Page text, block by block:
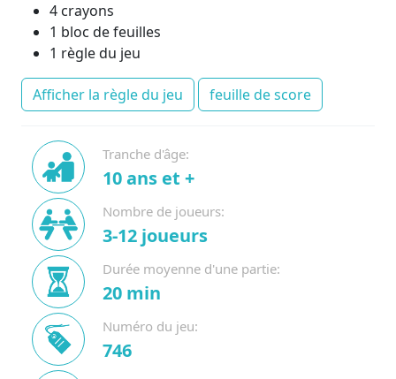
4 crayons
1 bloc de feuilles
1 règle du jeu
Afficher la règle du jeu feuille de score
Tranche d'âge:
10 ans et +
Nombre de joueurs:
3-12 joueurs
Durée moyenne d'une partie:
20 min
Numéro du jeu:
746